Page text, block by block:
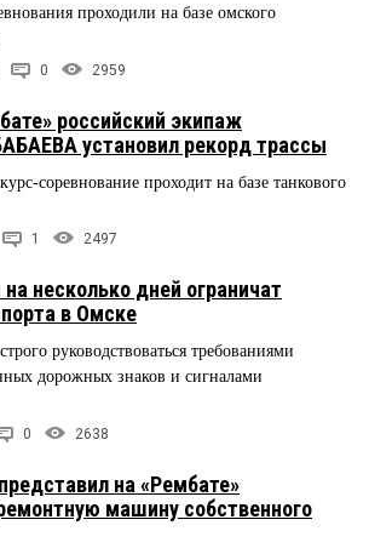
проходили на базе омского
0 2959
российский экипаж
установил рекорд трассы
соревнование проходит на базе танкового
1 2497
несколько дней ограничат
в Омске
руководствоваться требованиями
дорожных знаков и сигналами
0 2638
на «Рембате»
машину собственного